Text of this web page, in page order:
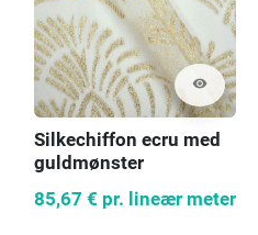
visibility
Silkechiffon ecru med
guldmønster
85,67 € pr. lineær meter